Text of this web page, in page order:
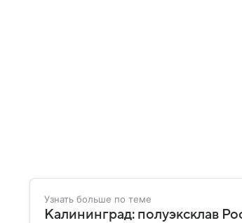
Узнать больше по теме
Калининград: полуэксклав